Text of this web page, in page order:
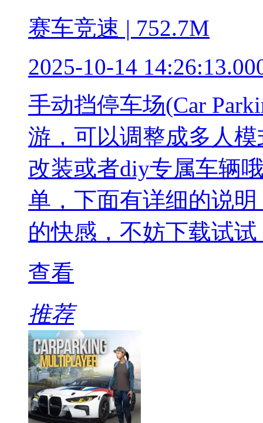
赛车竞速 | 752.7M
2025-10-14
手动挡停车场(Car
游，可以调整成多人
改装或者diy专属车辆
单，下面有详细的说
的快感，不妨下载试
查看
推荐